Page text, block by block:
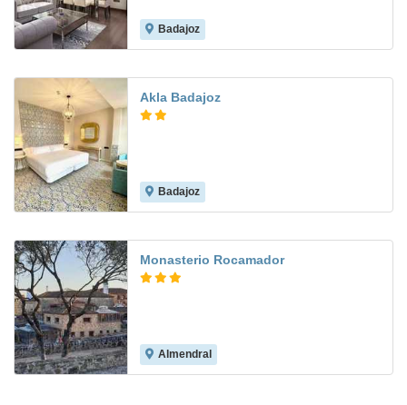
Badajoz
Akla Badajoz
Badajoz
Monasterio Rocamador
Almendral